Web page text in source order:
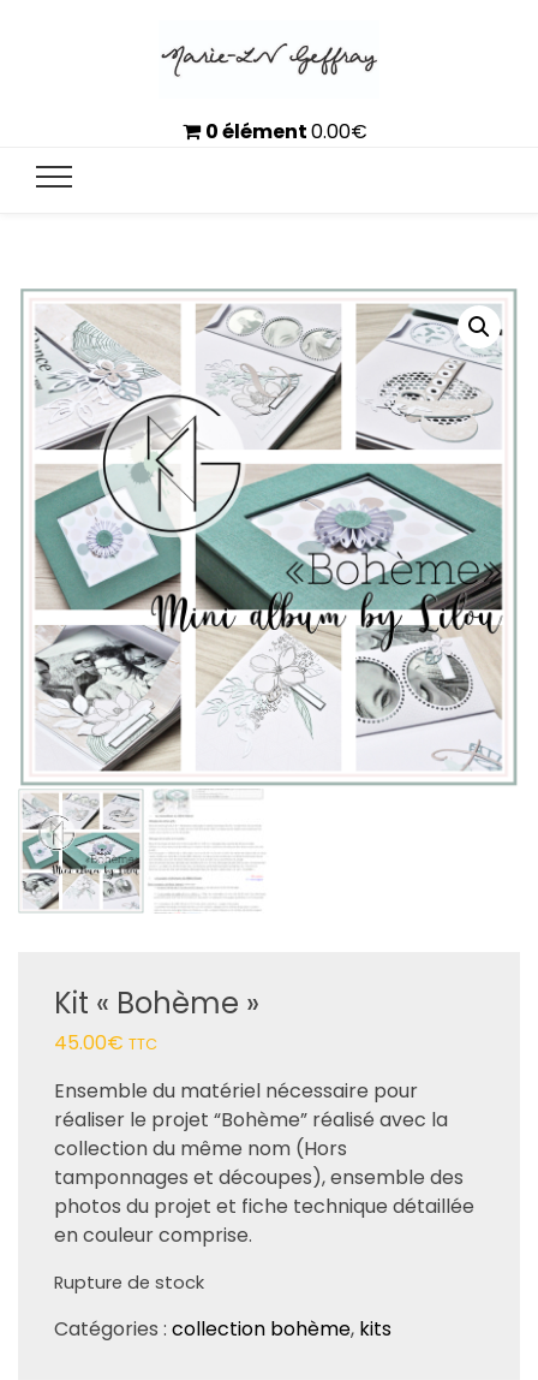
0 élément0.00€
Kit « Bohème »
45.00€ TTC
Ensemble du matériel nécessaire pour
réaliser le projet “Bohème” réalisé avec la
collection du même nom (Hors
tamponnages et découpes), ensemble des
photos du projet et fiche technique détaillée
en couleur comprise.
Rupture de stock
Catégories : collection bohème, kits